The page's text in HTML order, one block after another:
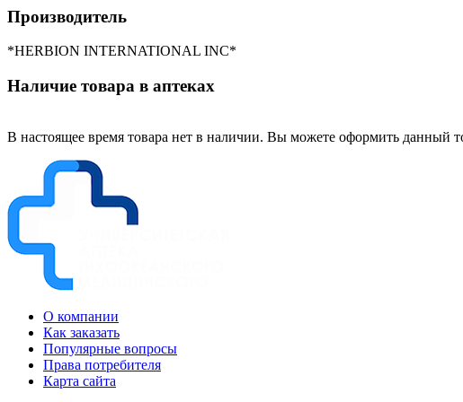
Производитель
*HERBION INTERNATIONAL INC*
Наличие товара в аптеках
В настоящее время товара нет в наличии. Вы можете оформить данный
О компании
Как заказать
Популярные вопросы
Права потребителя
Карта сайта